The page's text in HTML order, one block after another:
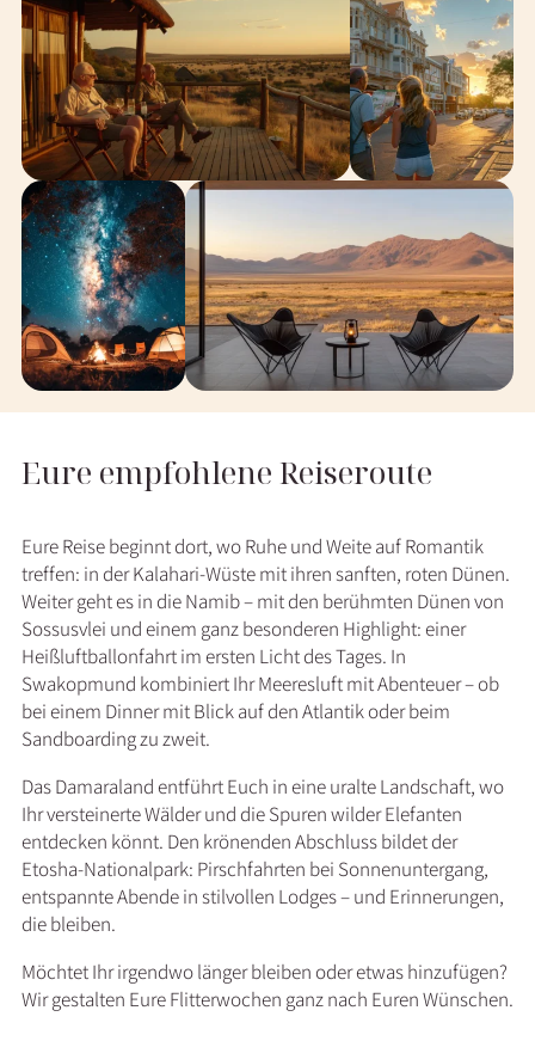
Eure empfohlene Reiseroute
Eure Reise beginnt dort, wo Ruhe und Weite auf Romantik
treffen: in der Kalahari-Wüste mit ihren sanften, roten Dünen.
Weiter geht es in die Namib – mit den berühmten Dünen von
Sossusvlei und einem ganz besonderen Highlight: einer
Heißluftballonfahrt im ersten Licht des Tages. In
Swakopmund kombiniert Ihr Meeresluft mit Abenteuer – ob
bei einem Dinner mit Blick auf den Atlantik oder beim
Sandboarding zu zweit.
Das Damaraland entführt Euch in eine uralte Landschaft, wo
Ihr versteinerte Wälder und die Spuren wilder Elefanten
entdecken könnt. Den krönenden Abschluss bildet der
Etosha-Nationalpark: Pirschfahrten bei Sonnenuntergang,
entspannte Abende in stilvollen Lodges – und Erinnerungen,
die bleiben.
Möchtet Ihr irgendwo länger bleiben oder etwas hinzufügen?
Wir gestalten Eure Flitterwochen ganz nach Euren Wünschen.